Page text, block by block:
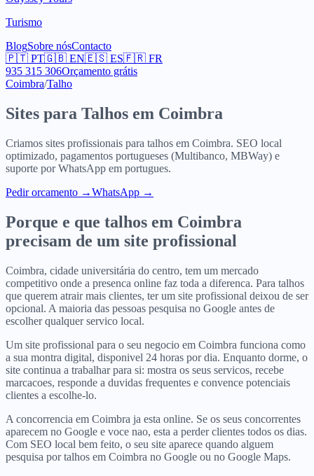
Turismo
BlogSobre nósContacto
🇵🇹 PT🇬🇧 EN🇪🇸 ES🇫🇷 FR
935 315 306Orçamento grátis
Coimbra/Talho
Sites para Talhos em Coimbra
Criamos sites profissionais para talhos em Coimbra. SEO local
optimizado, pagamentos portugueses (Multibanco, MBWay) e
suporte por WhatsApp em portugues.
Pedir orcamento →WhatsApp →
Porque e que talhos em Coimbra
precisam de um site profissional
Coimbra, cidade universitária do centro, tem um mercado
competitivo onde a presenca online faz toda a diferenca. Para talhos
que querem atrair mais clientes, ter um site profissional deixou de ser
opcional. A maioria das pessoas pesquisa no Google antes de
escolher qualquer servico local.
Um site profissional para o seu negocio em Coimbra funciona como
a sua montra digital, disponivel 24 horas por dia. Enquanto dorme, o
site continua a trabalhar para si: mostra os seus servicos, recebe
marcacoes, responde a duvidas frequentes e convence potenciais
clientes a escolhe-lo.
A concorrencia em Coimbra ja esta online. Se os seus concorrentes
aparecem no Google e voce nao, esta a perder clientes todos os dias.
Com SEO local bem feito, o seu site aparece quando alguem
pesquisa por talhos em Coimbra no Google ou no Google Maps.